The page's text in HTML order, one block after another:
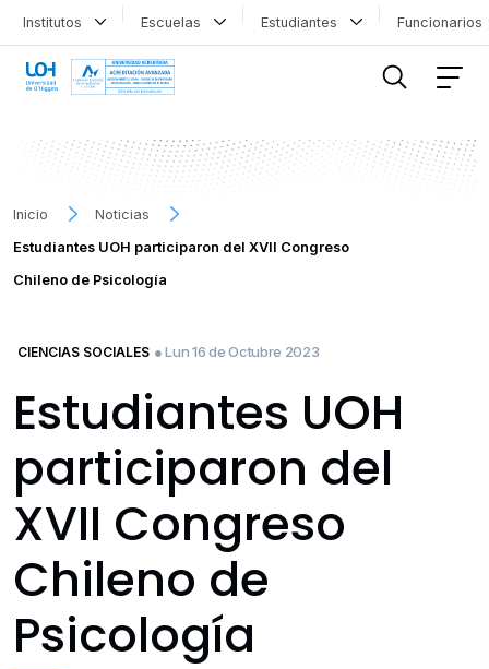
Institutos Escuelas Estudiantes
Inicio
Noticias
Estudiantes UOH participaron del XVII Congreso
Chileno de Psicología
CIENCIAS SOCIALES ● Lun 16 de Octubre 2023
Estudiantes UOH
participaron del
XVII Congreso
Chileno de
Psicología